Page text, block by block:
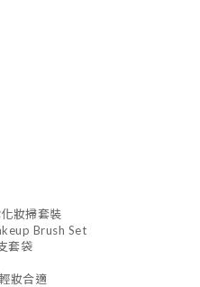
妝掃套裝
Brush Set
套袋
妝合適